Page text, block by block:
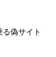
偽サイト